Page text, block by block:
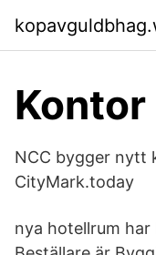
NCC bygger nytt
CityMark.today
nya hotellrum